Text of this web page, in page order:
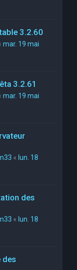
3.2.60
mar. 19 mai
3.2.61
mar. 19 mai
« lun. 18
des
« lun. 18
des